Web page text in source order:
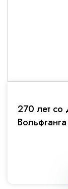
270 лет со